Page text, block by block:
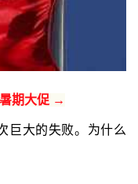
期大促 →
巨大的失败。为什么